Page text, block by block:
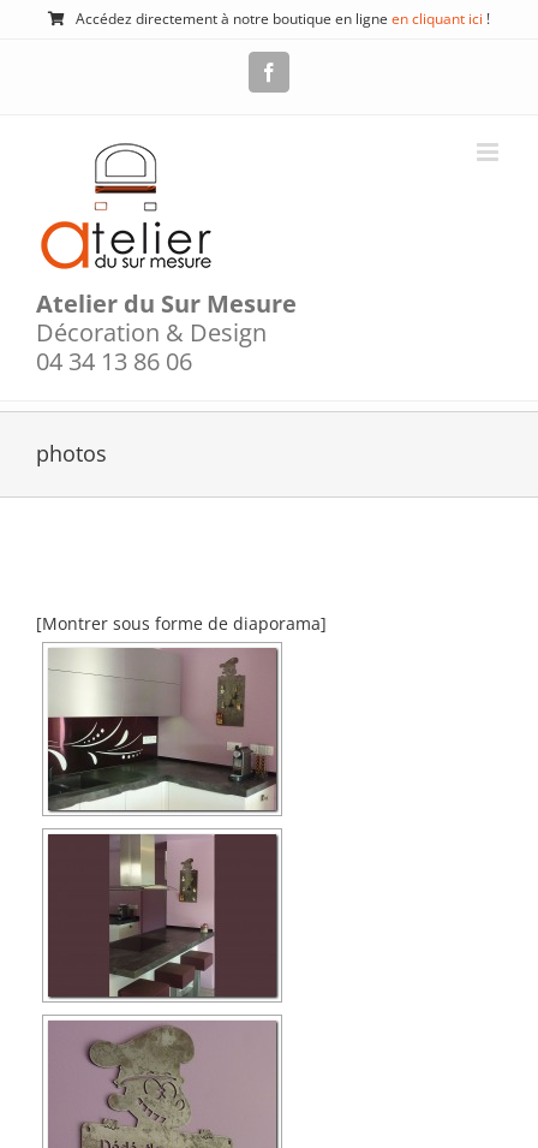
Passer
Accédez directement à notre boutique en ligne en cliquant ici !
Atelier du Sur Mesure
Décoration & Design
04 34 13 86 06
photos
[Montrer sous forme de diaporama]